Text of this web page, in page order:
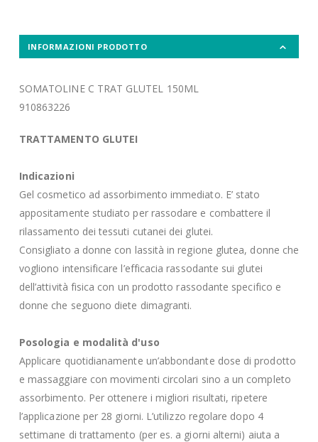
INFORMAZIONI PRODOTTO
SOMATOLINE C TRAT GLUTEL 150ML
910863226
TRATTAMENTO GLUTEI
Indicazioni
Gel cosmetico ad assorbimento immediato. E’ stato
appositamente studiato per rassodare e combattere il
rilassamento dei tessuti cutanei dei glutei.
Consigliato a donne con lassità in regione glutea, donne che
vogliono intensificare l’efficacia rassodante sui glutei
dell’attività fisica con un prodotto rassodante specifico e
donne che seguono diete dimagranti.
Posologia e modalità d'uso
Applicare quotidianamente un’abbondante dose di prodotto
e massaggiare con movimenti circolari sino a un completo
assorbimento. Per ottenere i migliori risultati, ripetere
l’applicazione per 28 giorni. L’utilizzo regolare dopo 4
settimane di trattamento (per es. a giorni alterni) aiuta a